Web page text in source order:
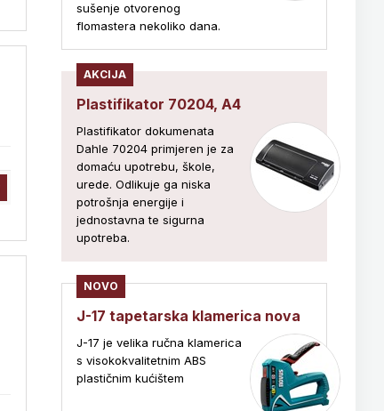
sušenje otvorenog
flomastera nekoliko dana.
AKCIJA
Plastifikator 70204, A4
Plastifikator dokumenata
Dahle 70204 primjeren je za
domaću upotrebu, škole,
urede. Odlikuje ga niska
potrošnja energije i
jednostavna te sigurna
upotreba.
NOVO
J-17 tapetarska klamerica nova
J-17 je velika ručna klamerica
s visokokvalitetnim ABS
plastičnim kućištem